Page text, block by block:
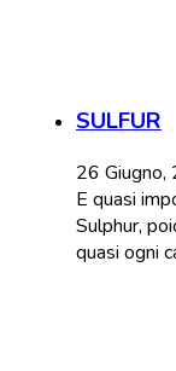
SULFUR
26 Giugno,
E quasi
Sulphur,
quasi ogni